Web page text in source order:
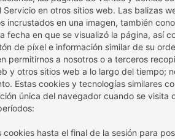
Servicio en otros sitios web. Las balizas
incrustados en una imagen, también
fecha en que se visualizó la página, así
de píxel e información similar de su
permitirnos a nosotros o a terceros
y otros sitios web a lo largo del tiempo;
Estas cookies y tecnologías similares
única del navegador cuando se visita
cookies hasta el final de la sesión para